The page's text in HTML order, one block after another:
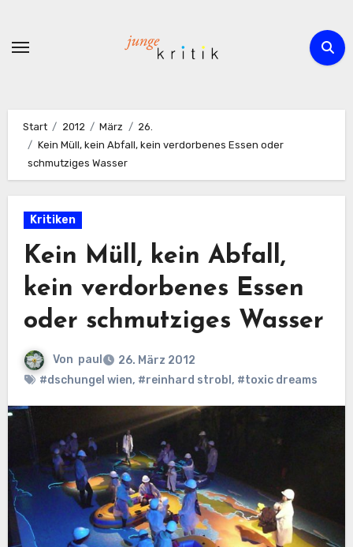
springen
Start 2012 März
26.
Kein Müll, kein Abfall, kein verdorbenes Essen oder
schmutziges Wasser
Kritiken
Kein Müll, kein Abfall,
kein verdorbenes Essen
oder schmutziges Wasser
Von paul
26. März 2012
#dschungel wien, #reinhard strobl , #toxic dreams